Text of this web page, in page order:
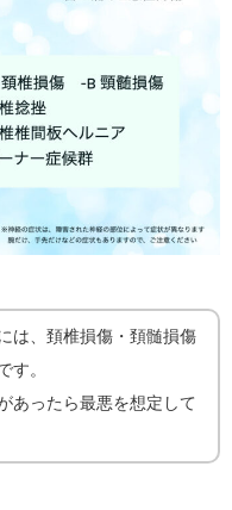
は、頚椎損傷・頚髄損傷
す。
あったら最悪を想定して